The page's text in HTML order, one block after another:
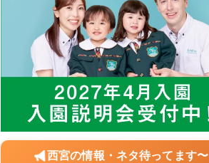
西宮の情報・ネタ待ってます〜